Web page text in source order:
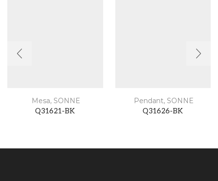
Mesa, SONNE
Q31621-BK
Pendant, SONNE
Q31626-BK